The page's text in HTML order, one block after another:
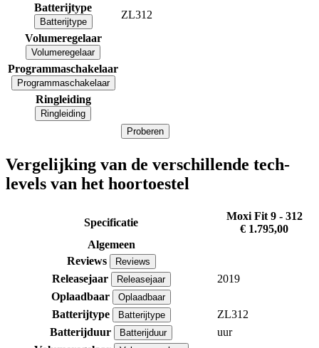
Batterijtype
Batterijtype
ZL312
Volumeregelaar
Volumeregelaar
Programmaschakelaar
Programmaschakelaar
Ringleiding
Ringleiding
Proberen
Vergelijking van de verschillende tech-
levels van het hoortoestel
Specificatie
Moxi Fit 9 - 312
€ 1.795,00
Algemeen
Reviews
Reviews
Releasejaar Releasejaar
2019
Oplaadbaar
Oplaadbaar
Batterijtype Batterijtype
ZL312
Batterijduur
Batterijduur
uur